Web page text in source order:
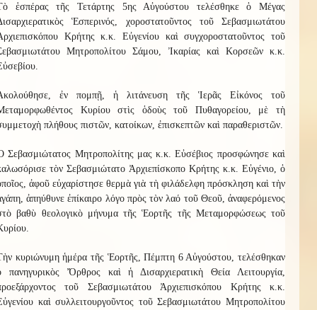
ἑσπέρας τῆς Τετάρτης 5ης Αὐγούστου τελέσθηκε ὁ Μέγας
Ἑσπερινός, χοροστατοῦντος τοῦ Σεβασμιωτάτου
Κρήτης κ.κ. Εὐγενίου καὶ συγχοροστατοῦντος τοῦ
Μητροπολίτου Σάμου, Ἰκαρίας καὶ Κορσεῶν κ.κ.
ἐν πομπῇ, ἡ λιτάνευση τῆς Ἱερᾶς Εἰκόνος τοῦ
Κυρίου στὶς ὁδοὺς τοῦ Πυθαγορείου, μὲ τὴ
πλήθους πιστῶν, κατοίκων, ἐπισκεπτῶν καὶ παραθεριστῶν.
Σεβασμιώτατος Μητροπολίτης μας κ.κ. Εὐσέβιος προσφώνησε καὶ
τὸν Σεβασμιώτατο Ἀρχιεπίσκοπο Κρήτης κ.κ. Εὐγένιο, ὁ
ἀφοῦ εὐχαρίστησε θερμὰ γιὰ τὴ φιλάδελφη πρόσκληση καὶ τὴν
ἀπηύθυνε ἐπίκαιρο λόγο πρὸς τὸν λαό τοῦ Θεοῦ, ἀναφερόμενος
βαθὺ θεολογικὸ μήνυμα τῆς Ἑορτῆς τῆς Μεταμορφώσεως τοῦ
κυριώνυμη ἡμέρα τῆς Ἑορτῆς, Πέμπτη 6 Αὐγούστου, τελέσθηκαν
πανηγυρικὸς Ὄρθρος καὶ ἡ Δισαρχιερατικὴ Θεία Λειτουργία,
τοῦ Σεβασμιωτάτου Ἀρχιεπισκόπου Κρήτης κ.κ.
καὶ συλλειτουργοῦντος τοῦ Σεβασμιωτάτου Μητροπολίτου